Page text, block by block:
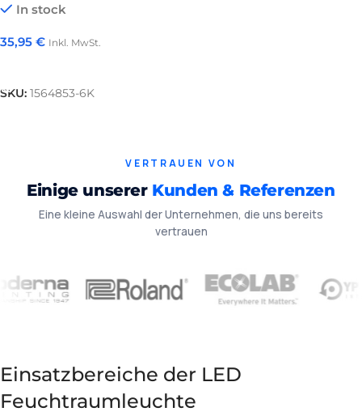
In stock
35,95 € Inkl. MwSt.
SKU: 1564853-6K
VERTRAUEN VON
Einige unserer Kunden & Referenzen
Eine kleine Auswahl der Unternehmen, die uns bereits
vertrauen
Einsatzbereiche der LED
Feuchtraumleuchte